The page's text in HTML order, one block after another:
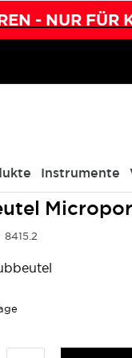
- NUR FÜR
Instrumente
8415.2